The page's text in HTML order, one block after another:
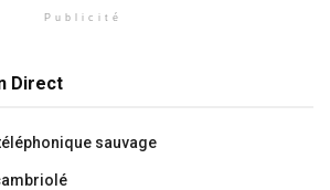
Publicité
Direct
sauvage